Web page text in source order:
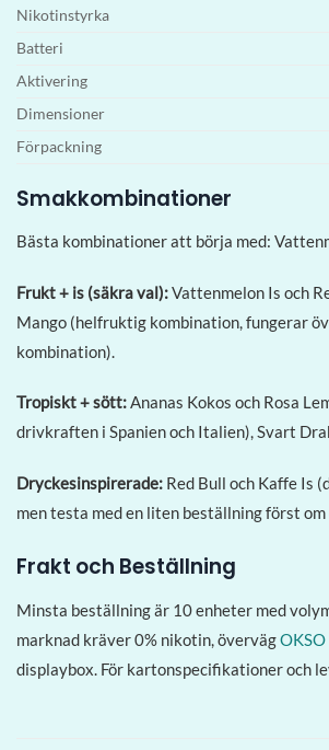
Nikotinstyrka
Batteri
Aktivering
Dimensioner
Förpackning
Smakkombinationer
Bästa kombinationer att börja med:
Frukt + is (säkra val):Vattenmelon Is och
Mango (helfruktig kombination, fungerar
kombination).
Tropiskt + sött:Ananas Kokos och Rosa
drivkraften i Spanien och Italien), Svart
Dryckesinspirerade: Red Bull och Kaffe Is
men testa med en liten beställning först
Frakt och Beställning
Minsta beställning är 10 enheter med
marknad kräver 0% nikotin, överväg
displaybox. För kartonspecifikationer och